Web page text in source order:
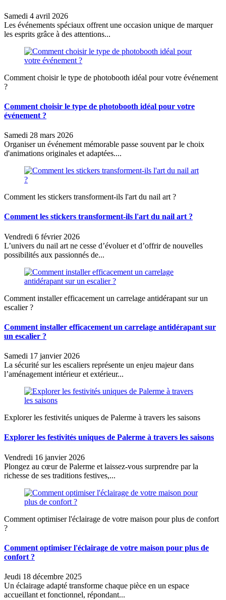
Samedi 4 avril 2026
Les événements spéciaux offrent une occasion unique de marquer
les esprits grâce à des attentions...
Comment choisir le type de photobooth idéal pour votre événement
?
Comment choisir le type de photobooth idéal pour votre
événement ?
Samedi 28 mars 2026
Organiser un événement mémorable passe souvent par le choix
d'animations originales et adaptées....
Comment les stickers transforment-ils l'art du nail art ?
Comment les stickers transforment-ils l'art du nail art ?
Vendredi 6 février 2026
L’univers du nail art ne cesse d’évoluer et d’offrir de nouvelles
possibilités aux passionnés de...
Comment installer efficacement un carrelage antidérapant sur un
escalier ?
Comment installer efficacement un carrelage antidérapant sur
un escalier ?
Samedi 17 janvier 2026
La sécurité sur les escaliers représente un enjeu majeur dans
l’aménagement intérieur et extérieur...
Explorer les festivités uniques de Palerme à travers les saisons
Explorer les festivités uniques de Palerme à travers les saisons
Vendredi 16 janvier 2026
Plongez au cœur de Palerme et laissez-vous surprendre par la
richesse de ses traditions festives,...
Comment optimiser l'éclairage de votre maison pour plus de confort
?
Comment optimiser l'éclairage de votre maison pour plus de
confort ?
Jeudi 18 décembre 2025
Un éclairage adapté transforme chaque pièce en un espace
accueillant et fonctionnel, répondant...